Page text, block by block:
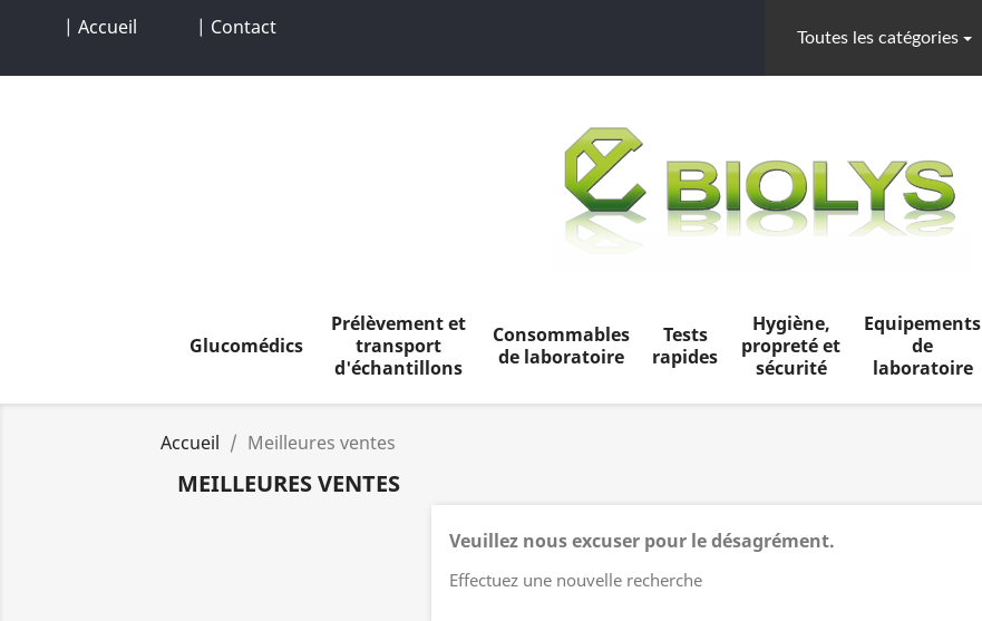
| Accueil | Contact Toutes les catégories
Glucomédics
Prélèvement et
transport
d'échantillons
Consommables
de laboratoire
Tests
rapides
Hygiène,
propreté et
sécurité
Equipements
de
laboratoire
Accueil Meilleures ventes
MEILLEURES VENTES
Veuillez nous excuser pour le désagrément.
Effectuez une nouvelle recherche